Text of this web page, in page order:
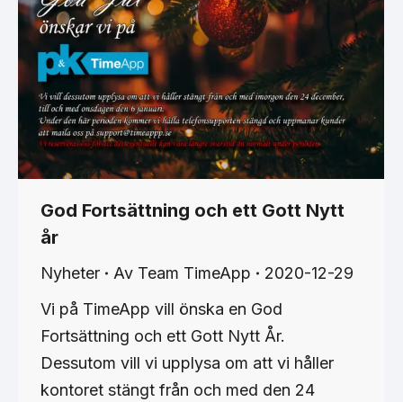
God Fortsättning och ett Gott Nytt
år
Nyheter Av Team TimeApp
2020-12-29
Vi på TimeApp vill önska en God
Fortsättning och ett Gott Nytt År.
Dessutom vill vi upplysa om att vi håller
kontoret stängt från och med den 24